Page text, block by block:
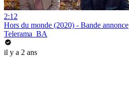
2:12
Hors du monde (2020) - Bande annonce
Telerama_BA
il y a 2 ans